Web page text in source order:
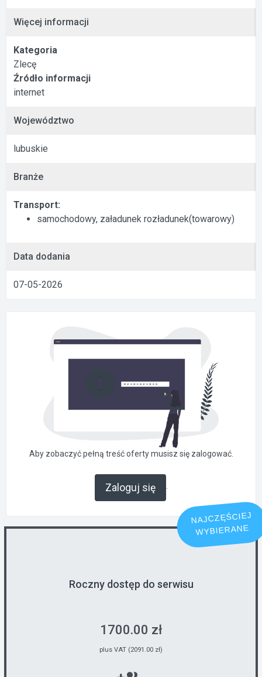
Więcej informacji
Kategoria
Zlecę
Źródło informacji
internet
Województwo
lubuskie
Branże
Transport:
samochodowy, załadunek rozładunek(towarowy)
Data dodania
07-05-2026
Aby zobaczyć pełną treść oferty musisz się zalogować.
Zaloguj się .
NAJCZĘŚCIEJ
WYBIERANE
Roczny dostęp do serwisu
1700.00 zł
plus VAT (2091.00 zł)